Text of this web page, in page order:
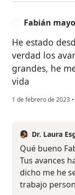
Fabián
He estado
verdad los
grandes, he
vida
1 de febrero de 2023 •
Dr. Laura
Qué bueno
Tus avances
dicho me he
trabajo